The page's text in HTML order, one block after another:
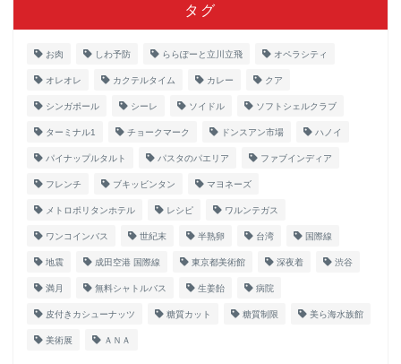
タグ
お肉 しわ予防 ららぽーと立川立飛 オペラシティ
オレオレ カクテルタイム カレー クア
シンガポール シーレ ソイドル ソフトシェルクラブ
ターミナル1 チョークマーク ドンスアン市場 ハノイ
パイナップルタルト パスタのパエリア ファブインディア
フレンチ ブキッビンタン マヨネーズ
メトロポリタンホテル レシピ ワルンテガス
ワンコインバス 世紀末 半熟卵 台湾 国際線
地震 成田空港 国際線 東京都美術館 深夜着 渋谷
満月 無料シャトルバス 生姜飴 病院
皮付きカシューナッツ 糖質カット 糖質制限 美ら海水族館
美術展 ＡＮＡ